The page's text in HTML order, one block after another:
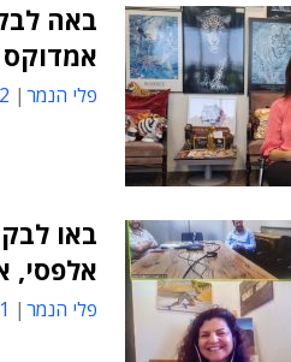
באה
אמדוקס
פלי הנמר
באו
אלפסי,
פלי הנמר